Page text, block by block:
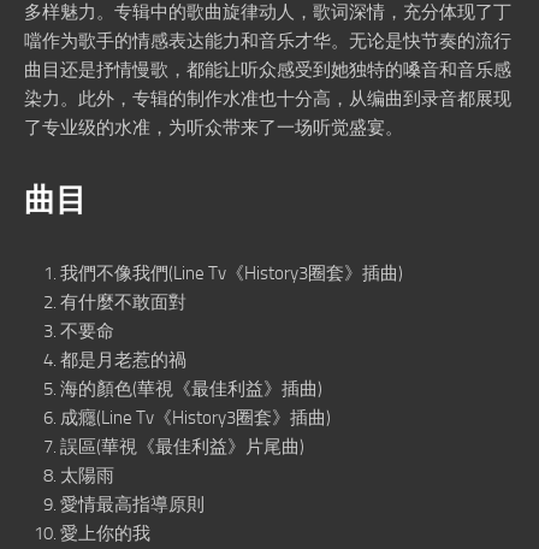
多样魅力。专辑中的歌曲旋律动人，歌词深情，充分体现了丁
噹作为歌手的情感表达能力和音乐才华。无论是快节奏的流行
曲目还是抒情慢歌，都能让听众感受到她独特的嗓音和音乐感
染力。此外，专辑的制作水准也十分高，从编曲到录音都展现
了专业级的水准，为听众带来了一场听觉盛宴。
曲目
我們不像我們(Line Tv《History3圈套》插曲)
有什麼不敢面對
不要命
都是月老惹的禍
海的顏色(華視《最佳利益》插曲)
成癮(Line Tv《History3圈套》插曲)
誤區(華視《最佳利益》片尾曲)
太陽雨
愛情最高指導原則
愛上你的我